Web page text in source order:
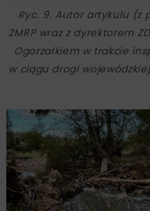
Ryc. 9. Autor artykułu
ZMRP wraz z dyrektorem
Ogorzałkiem w trakcie
w ciągu drogi